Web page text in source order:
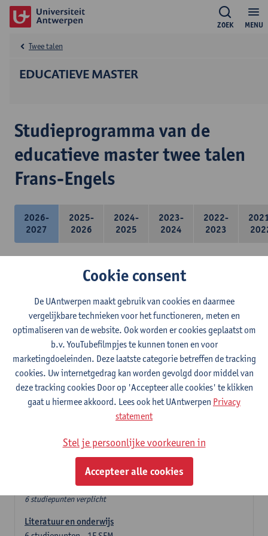
MENU
ZOEK
EDUCATIEVE MASTER
Twee talen
Studieprogramma van de
educatieve master twee talen
Frans-Engels
2026-
2027
2025-
2026
2024-
2025
2023-
2024
2022-
2023
In de lerarencomponent heb je volgende keuze :
- Optie A : je kiest twee vakdidactieken
- Optie B: je kiest één vakdidactiek en een profilering
In de domeincomponent neem je 60 studiepunten op:
- 1 verplicht algemeen opleidingsonderdeel van 6 studiepunten,
- 24 of 30 studiepunten Frans en telkens minimum 6
studiepunten per deeldomein,
- 24 of 30 studiepunten Engels en telkens minimum 6
studiepunten per deeldomein.
Verplicht algemeen opleidingsonderdeel
Deze 6 verplichte studiepunten tellen mee in de
domeincomponent van een van de gekozen talen.
Verplicht algemeen opleidingsonderdeel
6 studiepunten verplicht
Literatuur en onderwijs
Cookie consent
De UAntwerpen maakt gebruik van cookies en daarmee
vergelijkbare technieken voor het functioneren, meten en
optimaliseren van de website. Ook worden er cookies geplaatst om
b.v. YouTubefilmpjes te kunnen tonen en voor
marketingdoeleinden. Deze laatste categorie betreffen de tracking
cookies. Uw internetgedrag kan worden gevolgd door middel van
deze tracking cookies Door op 'Accepteer alle cookies' te klikken
gaat u hiermee akkoord. Lees ook het UAntwerpen Privacy
statement
Stel je persoonlijke voorkeuren in
Accepteer alle cookies